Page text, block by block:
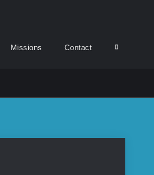
Missions Contact Search